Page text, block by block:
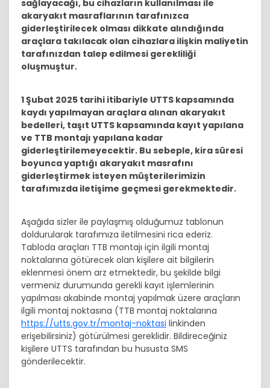
sağlayacağı, bu cihazların kullanılması ile
akaryakıt masraflarının tarafınızca
giderleştirilecek olması dikkate alındığında
araçlara takılacak olan cihazlara ilişkin maliyetin
tarafınızdan talep edilmesi gerekliliği
oluşmuştur.
1 Şubat 2025 tarihi itibariyle UTTS kapsamında
kaydı yapılmayan araçlara alınan akaryakıt
bedelleri, taşıt UTTS kapsamında kayıt yapılana
ve TTB montajı yapılana kadar
giderleştirilemeyecektir. Bu sebeple, kira süresi
boyunca yaptığı akaryakıt masrafını
giderleştirmek isteyen müşterilerimizin
tarafımızda iletişime geçmesi gerekmektedir.
Aşağıda sizler ile paylaşmış olduğumuz tablonun
doldurularak tarafımıza iletilmesini rica ederiz.
Tabloda araçları TTB montajı için ilgili montaj
noktalarına götürecek olan kişilere ait bilgilerin
eklenmesi önem arz etmektedir, bu şekilde bilgi
vermeniz durumunda gerekli kayıt işlemlerinin
yapılması akabinde montaj yapılmak üzere araçların
ilgili montaj noktasına (TTB montaj noktalarına
https://utts.gov.tr/montaj-noktasi linkinden
erişebilirsiniz) götürülmesi gereklidir. Bildireceğiniz
kişilere UTTS tarafından bu hususta SMS
gönderilecektir.